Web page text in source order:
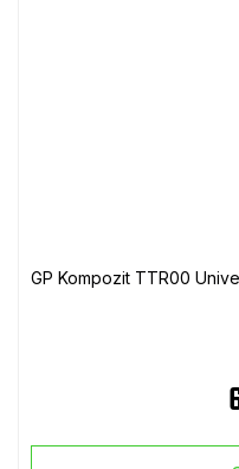
GP Kompozit TTR00